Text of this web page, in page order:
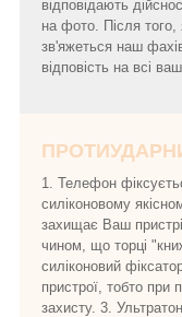
відповідають
на фото. Після
зв'яжеться наш
відповість на всі
1. Телефон
силіконовому
захищає Ваш
чином, що торці
силіконовий
пристрої, тобто при
захисту. 3.